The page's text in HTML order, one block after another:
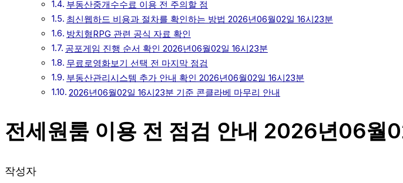
부동산중개수수료 이용 전 주의할 점
최신웹하드 비용과 절차를 확인하는 방법 2026년06월02일 16시23분
방치형RPG 관련 공식 자료 확인
공포게임 진행 순서 확인 2026년06월02일 16시23분
무료로영화보기 선택 전 마지막 점검
부동산관리시스템 추가 안내 확인 2026년06월02일 16시23분
2026년06월02일 16시23분 기준 콘클라베 마무리 안내
전세원룸 이용 전 점검 안내 2026년06월
작성자